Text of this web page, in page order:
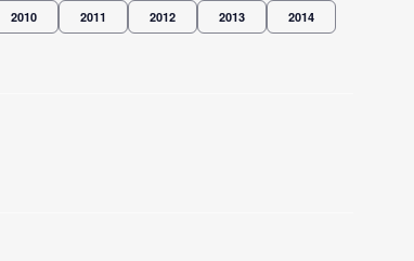
2010 2011 2012 2013 2014